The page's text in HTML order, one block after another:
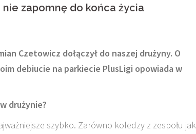
zapomnę do końca życia
Czetowicz dołączył do naszej drużyny. O
debiucie na parkiecie PlusLigi opowiada w
drużynie?
szybko. Zarówno koledzy z zespołu